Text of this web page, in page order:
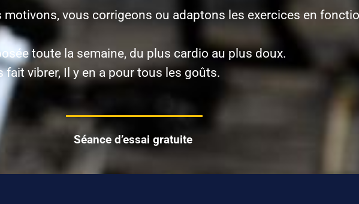
vous corrigeons ou adaptons les exercices en
toute la semaine, du plus cardio au plus doux.
vibrer, Il y en a pour tous les goûts.
Séance d’essai gratuite